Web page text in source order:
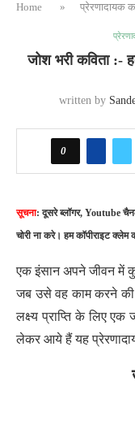
Home » प्रेरणादायक
जोश भरी कविता :-
written by
0
सूचना: दूसरे ब्लॉगर, Youtube
चोरी ना करे। हम कॉपीराइट
एक इंसान अपने जीवन में
जब उसे वह काम करने
लक्ष्य प्राप्ति के लिए
लेकर आये हैं यह